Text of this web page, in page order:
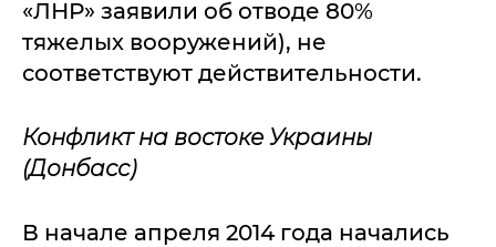
«ЛНР» заявили об отводе 80%
тяжелых вооружений), не
соответствуют действительности.
Конфликт на востоке Украины
(Донбасс)
В начале апреля 2014 года начались